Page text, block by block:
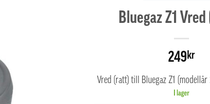
Bluegaz Z1
249kr
Vred (ratt) till Bluegaz Z1
I lager